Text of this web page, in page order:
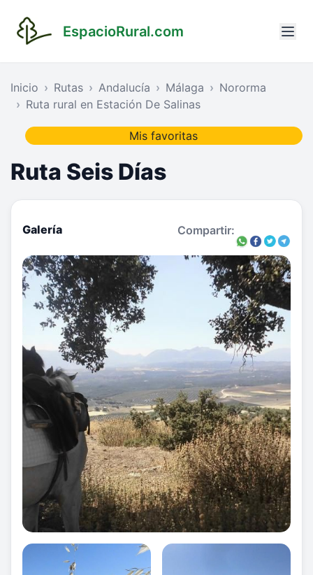
EspacioRural.com
Inicio Rutas Andalucía Málaga
Nororma
Ruta rural en Estación De Salinas
Mis favoritas
Ruta Seis Días
Galería Compartir: